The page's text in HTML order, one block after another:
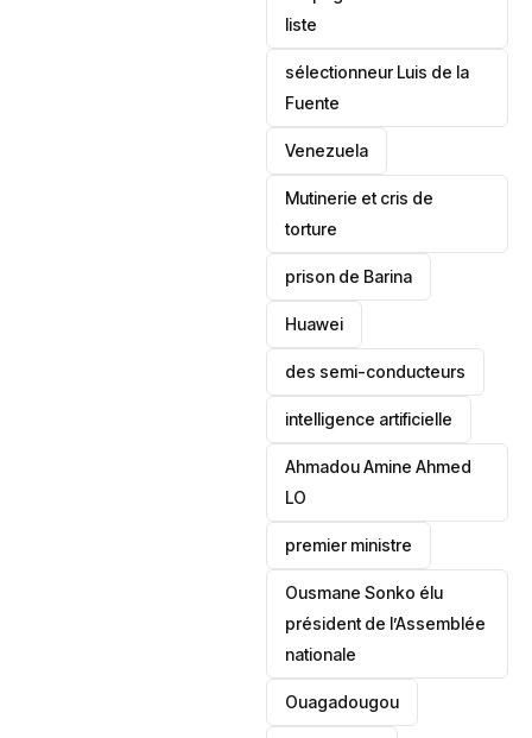
liste
sélectionneur Luis de la
Fuente
‎Venezuela
Mutinerie et cris de
torture
prison de Barina
Huawei
des semi-conducteurs
intelligence artificielle
Ahmadou Amine Ahmed
LO
premier ministre
Ousmane Sonko élu
président de l’Assemblée
nationale
‎Ouagadougou